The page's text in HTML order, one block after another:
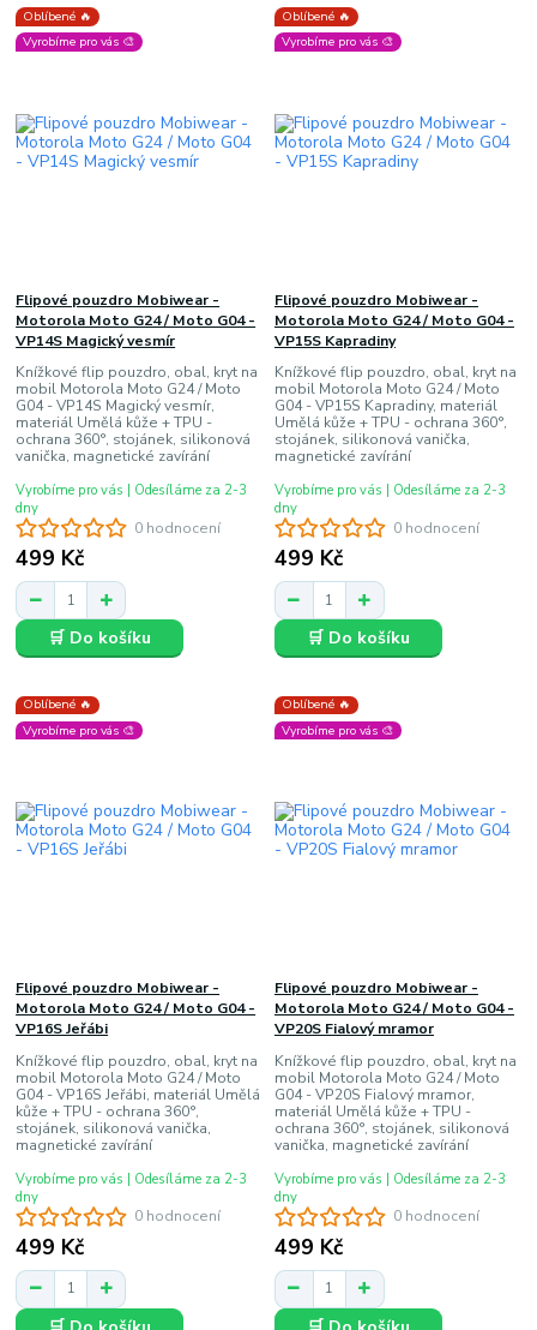
Oblíbené 🔥
Vyrobíme pro vás 🎨
0 hodnocení
Flipové pouzdro Mobiwear -
Motorola Moto G24 / Moto G04 -
VP14S Magický vesmír
Knížkové flip pouzdro, obal, kryt na
mobil Motorola Moto G24 / Moto
G04 - VP14S Magický vesmír,
materiál Umělá kůže + TPU -
ochrana 360°, stojánek, silikonová
vanička, magnetické zavírání
499 Kč
Vyrobíme pro vás | Odesíláme za 2-3
dny
🛒 Do košíku
Oblíbené 🔥
Vyrobíme pro vás 🎨
0 hodnocení
Flipové pouzdro Mobiwear -
Motorola Moto G24 / Moto G04 -
VP15S Kapradiny
Knížkové flip pouzdro, obal, kryt na
mobil Motorola Moto G24 / Moto
G04 - VP15S Kapradiny, materiál
Umělá kůže + TPU - ochrana 360°,
stojánek, silikonová vanička,
magnetické zavírání
499 Kč
Vyrobíme pro vás | Odesíláme za 2-3
dny
🛒 Do košíku
Oblíbené 🔥
Vyrobíme pro vás 🎨
0 hodnocení
Flipové pouzdro Mobiwear -
Motorola Moto G24 / Moto G04 -
VP16S Jeřábi
Knížkové flip pouzdro, obal, kryt na
mobil Motorola Moto G24 / Moto
G04 - VP16S Jeřábi, materiál Umělá
kůže + TPU - ochrana 360°,
stojánek, silikonová vanička,
magnetické zavírání
499 Kč
Vyrobíme pro vás | Odesíláme za 2-3
dny
Oblíbené 🔥
Vyrobíme pro vás 🎨
0 hodnocení
Flipové pouzdro Mobiwear -
Motorola Moto G24 / Moto G04 -
VP20S Fialový mramor
Knížkové flip pouzdro, obal, kryt na
mobil Motorola Moto G24 / Moto
G04 - VP20S Fialový mramor,
materiál Umělá kůže + TPU -
ochrana 360°, stojánek, silikonová
vanička, magnetické zavírání
499 Kč
Vyrobíme pro vás | Odesíláme za 2-3
dny